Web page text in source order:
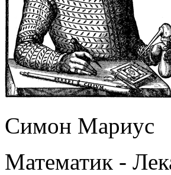
Симон Мариус
Математик -